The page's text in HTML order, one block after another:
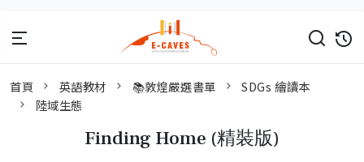
首頁 英語教材 📚敦煌嚴選書單
SDGs 繪讀本
陸域生態
Finding Home (精裝版)